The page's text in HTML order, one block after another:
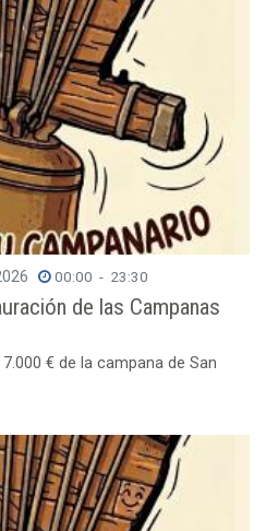
00:00 - 23:30
de las Campanas
€ de la campana de San